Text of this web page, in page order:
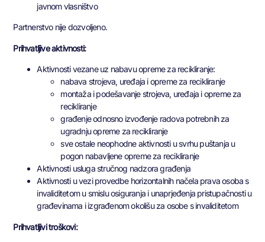
javnom vlasništvo
Partnerstvo nije dozvoljeno.
Prihvatljive aktivnosti:
Aktivnosti vezane uz nabavu opreme za recikliranje:
nabava strojeva, uređaja i opreme za recikliranje
montaža i podešavanje strojeva, uređaja i opreme za
recikliranje
građenje odnosno izvođenje radova potrebnih za
ugradnju opreme za recikliranje
sve ostale neophodne aktivnosti u svrhu puštanja u
pogon nabavljene opreme za recikliranje
Aktivnosti usluga stručnog nadzora građenja
Aktivnosti u vezi provedbe horizontalnih načela prava osoba s
invaliditetom u smislu osiguranja i unaprjeđenja pristupačnosti u
građevinama i izgrađenom okolišu za osobe s invaliditetom
Prihvatljivi troškovi: